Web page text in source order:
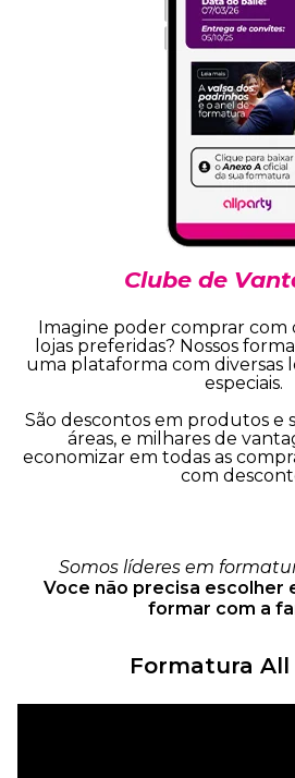
Clube de
Imagine poder comprar com
lojas preferidas? Nossos
uma plataforma com diversas
especiais.
São descontos em produtos e
áreas, e milhares de
economizar em todas as
com
Somos líderes em
Voce não precisa escolher
formar com a
Formatura